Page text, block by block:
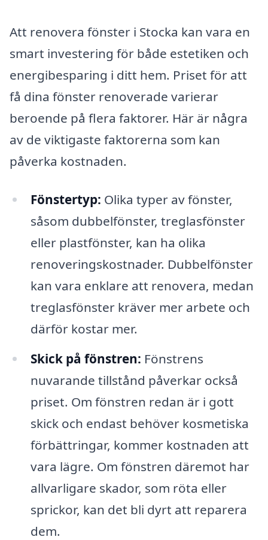
Att renovera fönster i Stocka kan vara en
smart investering för både estetiken och
energibesparing i ditt hem. Priset för att
få dina fönster renoverade varierar
beroende på flera faktorer. Här är några
av de viktigaste faktorerna som kan
påverka kostnaden.
Fönstertyp: Olika typer av fönster,
såsom dubbelfönster, treglasfönster
eller plastfönster, kan ha olika
renoveringskostnader. Dubbelfönster
kan vara enklare att renovera, medan
treglasfönster kräver mer arbete och
därför kostar mer.
Skick på fönstren: Fönstrens
nuvarande tillstånd påverkar också
priset. Om fönstren redan är i gott
skick och endast behöver kosmetiska
förbättringar, kommer kostnaden att
vara lägre. Om fönstren däremot har
allvarligare skador, som röta eller
sprickor, kan det bli dyrt att reparera
dem.